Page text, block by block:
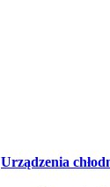
Urządzenia